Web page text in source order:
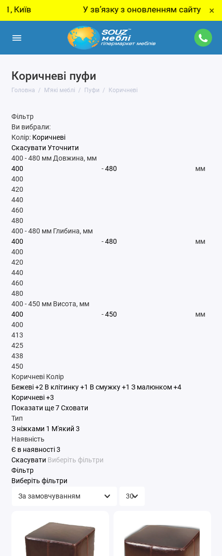
У звʼязку з оновленням сайту - ціну
×
Коричневі пуфи
Головна М'які меблі Пуфи Коричневі
Фільтр
Ви вибрали:
Колір: Коричневі
Скасувати Уточнити
400 -480 ммДовжина, мм
-
мм
400
420
440
460
480
400 -480 мм Глибина, мм
-
мм
400
420
440
460
480
400 -450 мм Висота, мм
-
мм
400
413
425
438
450
Коричневі Колір
Бежеві +2 В клітинку +1 В смужку +1 З малюнком +4
Коричневі +3
Показати ще 7Сховати
Тип
З ніжками 1 М'який 3
Наявність
Є в наявності 3
Скасувати Виберіть фільтри
Фільтр
Виберіть фільтри